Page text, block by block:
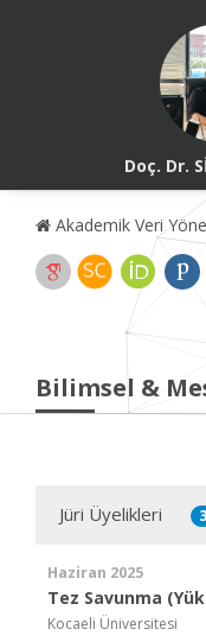
Doç. Dr.
Akademik Veri
Bilimsel &
Jüri Üyelikleri 3
Haziran 2025
Tez Savunma
Kocaeli Üniversitesi